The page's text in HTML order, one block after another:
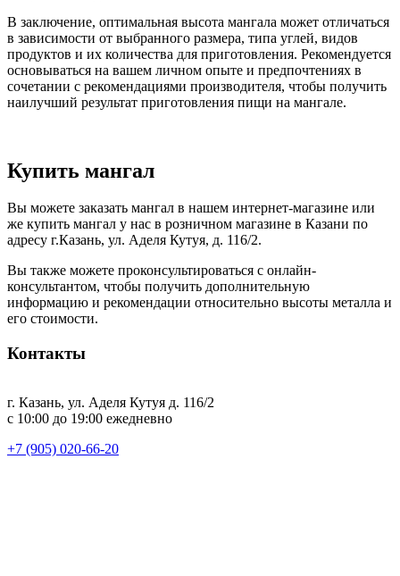
В заключение, оптимальная высота мангала может отличаться
в зависимости от выбранного размера, типа углей, видов
продуктов и их количества для приготовления. Рекомендуется
основываться на вашем личном опыте и предпочтениях в
сочетании с рекомендациями производителя, чтобы получить
наилучший результат приготовления пищи на мангале.
Купить мангал
Вы можете заказать мангал в нашем интернет-магазине или
же купить мангал у нас в розничном магазине в Казани по
адресу г.Казань, ул. Аделя Кутуя, д. 116/2.
Вы также можете проконсультироваться с онлайн-
консультантом, чтобы получить дополнительную
информацию и рекомендации относительно высоты металла и
его стоимости.
Контакты
г. Казань, ул. Аделя Кутуя д. 116/2
с 10:00 до 19:00 ежедневно
+7 (905) 020-66-20